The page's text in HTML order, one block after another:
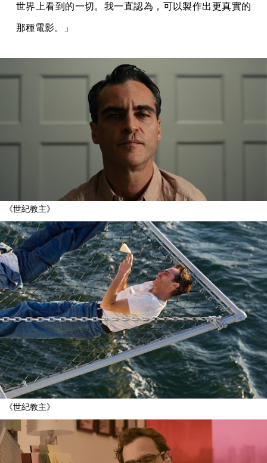
世界上看到的一切。我一直認為，可以製作出更真實的
那種電影。」
《世紀教主》
《世紀教主》